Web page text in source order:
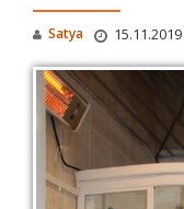
Satya 15.11.2019